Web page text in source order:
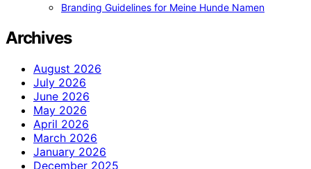
Branding Guidelines for Meine Hunde Namen
Archives
August 2026
July 2026
June 2026
May 2026
April 2026
March 2026
January 2026
December 2025